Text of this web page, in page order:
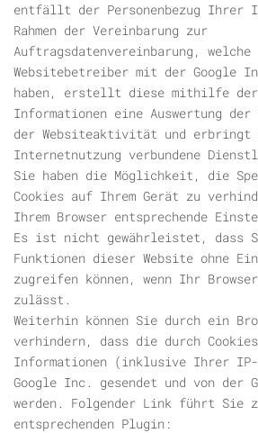
entfällt der Personenbezug Ihrer
Rahmen der Vereinbarung zur
Auftragsdatenvereinbarung, welche
Websitebetreiber mit der Google
haben, erstellt diese mithilfe der
Informationen eine Auswertung der
der Websiteaktivität und erbringt
Internetnutzung verbundene
Sie haben die Möglichkeit, die
Cookies auf Ihrem Gerät zu
Ihrem Browser entsprechende
Es ist nicht gewährleistet, dass
Funktionen dieser Website ohne
zugreifen können, wenn Ihr
zulässt.
Weiterhin können Sie durch ein
verhindern, dass die durch Cookies
Informationen (inklusive Ihrer IP-
Google Inc. gesendet und von der
werden. Folgender Link führt Sie
entsprechenden Plugin: